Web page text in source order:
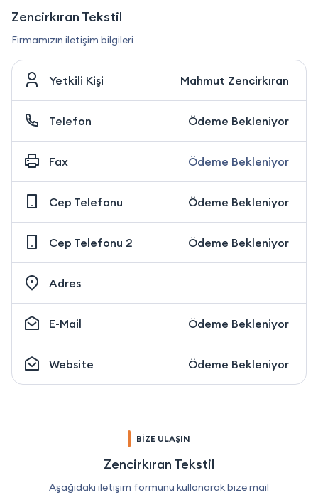
Zencirkıran Tekstil
Firmamızın iletişim bilgileri
Yetkili Kişi Mahmut Zencirkıran
Telefon Ödeme Bekleniyor
Fax Ödeme Bekleniyor
Cep Telefonu Ödeme Bekleniyor
Cep Telefonu 2 Ödeme Bekleniyor
Adres
E-Mail Ödeme Bekleniyor
Website Ödeme Bekleniyor
BİZE ULAŞIN
Zencirkıran Tekstil
Aşağıdaki iletişim formunu kullanarak bize mail